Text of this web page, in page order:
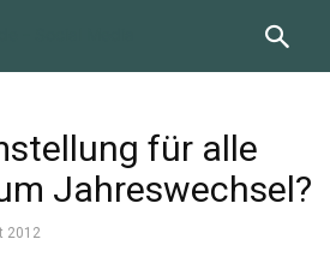
für alle
Jahreswechsel?
2012